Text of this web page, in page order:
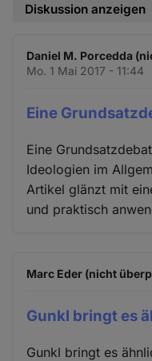
Diskussion anzeigen
Daniel M. Porcedda
Mo. 1 Mai 2017 - 11:44
Eine
Eine
Ideologien im
Artikel glänzt mit
und praktisch
Marc Eder (nicht
Gunkl bringt es
Gunkl bringt es